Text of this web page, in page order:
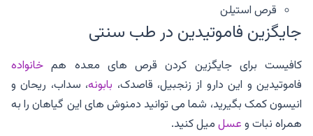
قرص استیلن
جایگزین فاموتیدین در طب سنتی
کافیست برای جایگزین کردن قرص های معده هم خانواده
فاموتیدین و این دارو از زنجبیل، قاصدک، بابونه، سداب، ریحان و
انیسون کمک بگیرید، شما می توانید دمنوش های این گیاهان را به
همراه نبات وعسلمیل کنید.